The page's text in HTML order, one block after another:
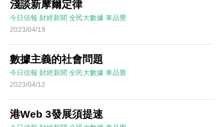
淺談新摩爾定律
今日信報 財經新聞 全民大數據 車品覺
2023/04/19
數據主義的社會問題
今日信報 財經新聞 全民大數據 車品覺
2023/04/12
港Web 3發展須提速